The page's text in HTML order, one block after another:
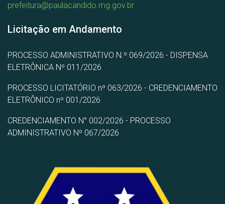
prefeitura@paulacandido.mg.gov.br
Licitação em Andamento
PROCESSO ADMINISTRATIVO N.º 069/2026 - DISPENSA
ELETRÔNICA Nº 011/2026
PROCESSO LICITATÓRIO nº 063/2026 - CREDENCIAMENTO
ELETRÔNICO nº 001/2026
CREDENCIAMENTO N° 002/2026 - PROCESSO
ADMINISTRATIVO Nº 067/2026